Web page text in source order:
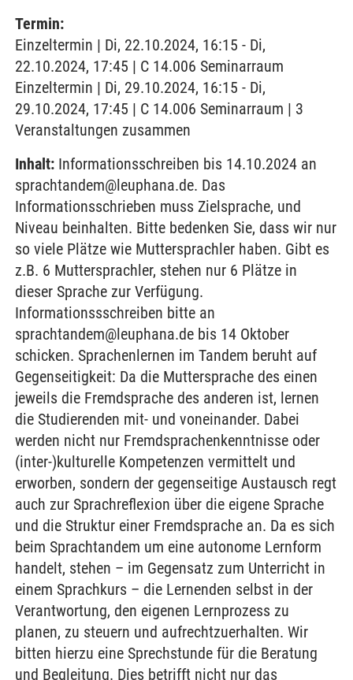
Termin:
Einzeltermin | Di, 22.10.2024, 16:15 - Di,
22.10.2024, 17:45 | C 14.006 Seminarraum
Einzeltermin | Di, 29.10.2024, 16:15 - Di,
29.10.2024, 17:45 | C 14.006 Seminarraum | 3
Veranstaltungen zusammen
Inhalt: Informationsschreiben bis 14.10.2024 an
sprachtandem@leuphana.de. Das
Informationsschrieben muss Zielsprache, und
Niveau beinhalten. Bitte bedenken Sie, dass wir nur
so viele Plätze wie Muttersprachler haben. Gibt es
z.B. 6 Muttersprachler, stehen nur 6 Plätze in
dieser Sprache zur Verfügung.
Informationssschreiben bitte an
sprachtandem@leuphana.de bis 14 Oktober
schicken. Sprachenlernen im Tandem beruht auf
Gegenseitigkeit: Da die Muttersprache des einen
jeweils die Fremdsprache des anderen ist, lernen
die Studierenden mit- und voneinander. Dabei
werden nicht nur Fremdsprachenkenntnisse oder
(inter-)kulturelle Kompetenzen vermittelt und
erworben, sondern der gegenseitige Austausch regt
auch zur Sprachreflexion über die eigene Sprache
und die Struktur einer Fremdsprache an. Da es sich
beim Sprachtandem um eine autonome Lernform
handelt, stehen – im Gegensatz zum Unterricht in
einem Sprachkurs – die Lernenden selbst in der
Verantwortung, den eigenen Lernprozess zu
planen, zu steuern und aufrechtzuerhalten. Wir
bitten hierzu eine Sprechstunde für die Beratung
und Begleitung. Dies betrifft nicht nur das